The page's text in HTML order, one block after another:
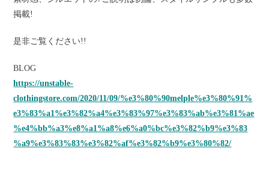
掲載!
是非ご覧ください!!
BLOG
https://unstable-
clothingstore.com/2020/11/09/%e3%80%90melple%e3%80%91%
e3%83%a1%e3%82%a4%e3%83%97%e3%83%ab%e3%81%ae
%e4%bb%a3%e8%a1%a8%e6%a0%bc%e3%82%b9%e3%83
%a9%e3%83%83%e3%82%af%e3%82%b9%e3%80%82/